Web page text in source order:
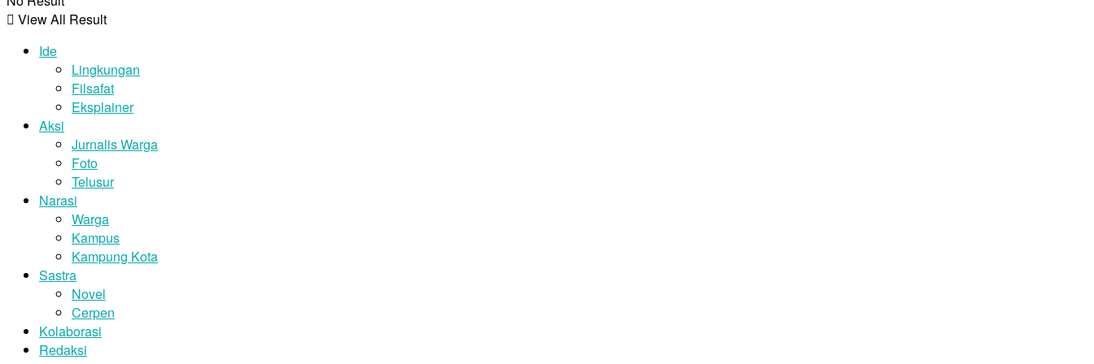
View All Result
Ide
Lingkungan
Filsafat
Eksplainer
Aksi
Jurnalis Warga
Foto
Telusur
Narasi
Warga
Kampus
Kampung Kota
Sastra
Novel
Cerpen
Kolaborasi
Redaksi